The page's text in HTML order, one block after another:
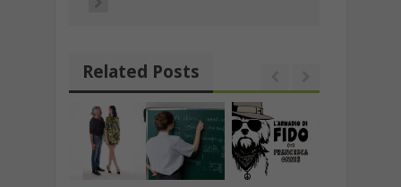
Related Posts